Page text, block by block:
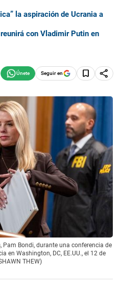
la aspiración de Ucrania a
con Vladimir Putin en
Seguir en
Pam Bondi, durante una conferencia de
en Washington, DC, EE.UU., el 12 de
THEW)